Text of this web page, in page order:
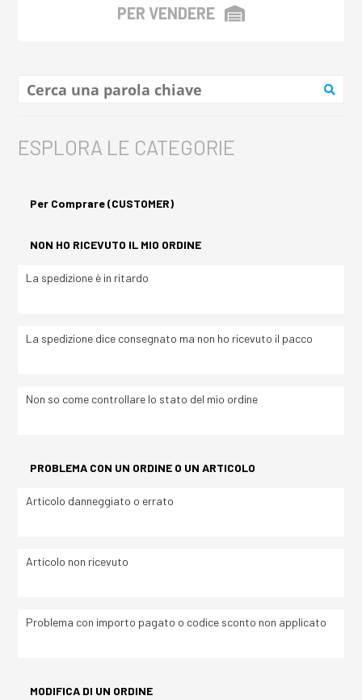
PER VENDERE
ESPLORA LE CATEGORIE
Per Comprare (CUSTOMER)
NON HO RICEVUTO IL MIO ORDINE
La spedizione è in ritardo
La spedizione dice consegnato ma non ho ricevuto il pacco
Non so come controllare lo stato del mio ordine
PROBLEMA CON UN ORDINE O UN ARTICOLO
Articolo danneggiato o errato
Articolo non ricevuto
Problema con importo pagato o codice sconto non applicato
MODIFICA DI UN ORDINE